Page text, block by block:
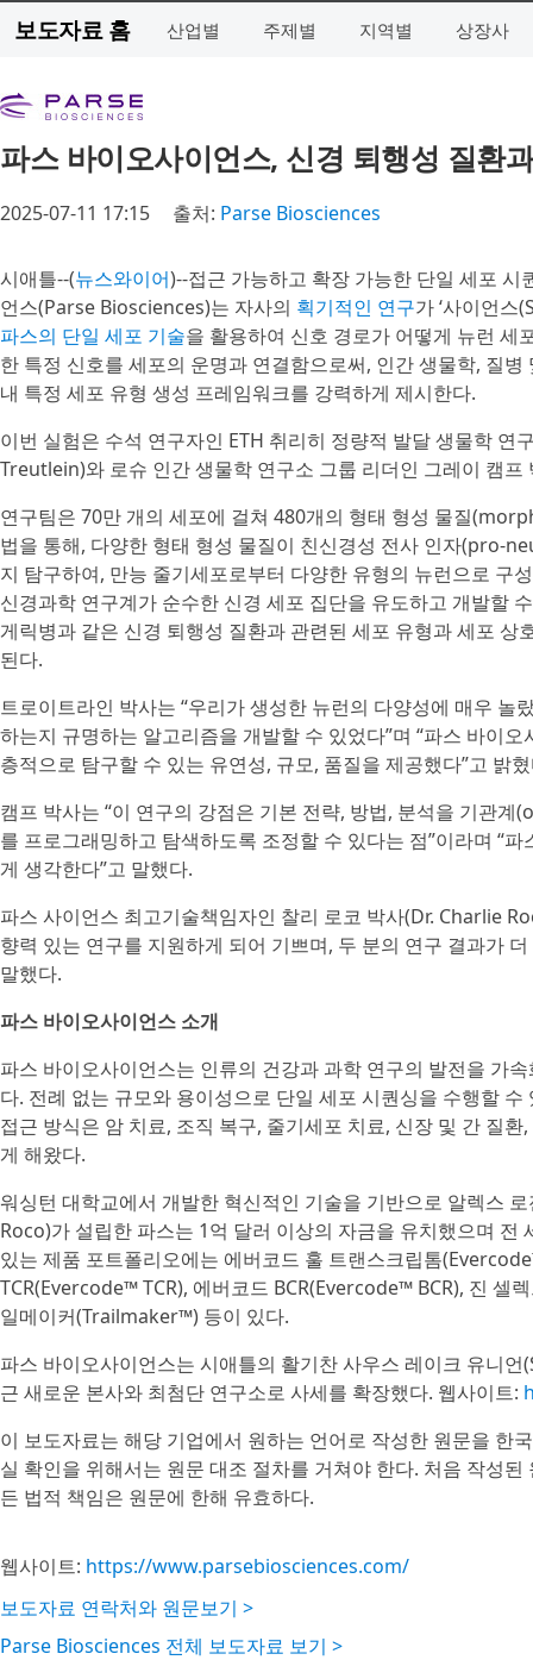
보도자료 홈 산업별 주제별 지역별 상장사
파스 바이오사이언스, 신경 퇴행성 질환
2025-07-11 17:15 출처: Parse Biosciences
시애틀--(뉴스와이어)--접근 가능하고 확장 가능한 단일 세포
언스(Parse Biosciences)는 자사의 획기적인 연구가 ‘사이언스
파스의 단일 세포 기술을 활용하여 신호 경로가 어떻게 뉴런
한 특정 신호를 세포의 운명과 연결함으로써, 인간 생물학, 질
내 특정 세포 유형 생성 프레임워크를 강력하게 제시한다.
이번 실험은 수석 연구자인 ETH 취리히 정량적 발달 생물학
Treutlein)와 로슈 인간 생물학 연구소 그룹 리더인 그레이 캠
연구팀은 70만 개의 세포에 걸쳐 480개의 형태 형성 물질
법을 통해, 다양한 형태 형성 물질이 친신경성 전사 인자
지 탐구하여, 만능 줄기세포로부터 다양한 유형의 뉴런으로 구
신경과학 연구계가 순수한 신경 세포 집단을 유도하고 개발할
게릭병과 같은 신경 퇴행성 질환과 관련된 세포 유형과 세포
된다.
트로이트라인 박사는 “우리가 생성한 뉴런의 다양성에 매우 놀
하는지 규명하는 알고리즘을 개발할 수 있었다”며 “파스 바이
층적으로 탐구할 수 있는 유연성, 규모, 품질을 제공했다”고 밝
캠프 박사는 “이 연구의 강점은 기본 전략, 방법, 분석을 기관
를 프로그래밍하고 탐색하도록 조정할 수 있다는 점”이라며 “
게 생각한다”고 말했다.
파스 사이언스 최고기술책임자인 찰리 로코 박사(Dr. Charlie
향력 있는 연구를 지원하게 되어 기쁘며, 두 분의 연구 결과가
말했다.
파스 바이오사이언스 소개
파스 바이오사이언스는 인류의 건강과 과학 연구의 발전을 가
다. 전례 없는 규모와 용이성으로 단일 세포 시퀀싱을 수행할
접근 방식은 암 치료, 조직 복구, 줄기세포 치료, 신장 및 간 질
게 해왔다.
워싱턴 대학교에서 개발한 혁신적인 기술을 기반으로 알렉스
Roco)가 설립한 파스는 1억 달러 이상의 자금을 유치했으며
있는 제품 포트폴리오에는 에버코드 훌 트랜스크립톰
TCR(Evercode™ TCR), 에버코드 BCR(Evercode™ BCR), 진 셀
일메이커(Trailmaker™) 등이 있다.
파스 바이오사이언스는 시애틀의 활기찬 사우스 레이크 유니
근 새로운 본사와 최첨단 연구소로 사세를 확장했다. 웹사이트:
이 보도자료는 해당 기업에서 원하는 언어로 작성한 원문을 한
실 확인을 위해서는 원문 대조 절차를 거쳐야 한다. 처음 작성
든 법적 책임은 원문에 한해 유효하다.
웹사이트: https://www.parsebiosciences.com/
보도자료 연락처와 원문보기 >
Parse Biosciences 전체 보도자료 보기 >